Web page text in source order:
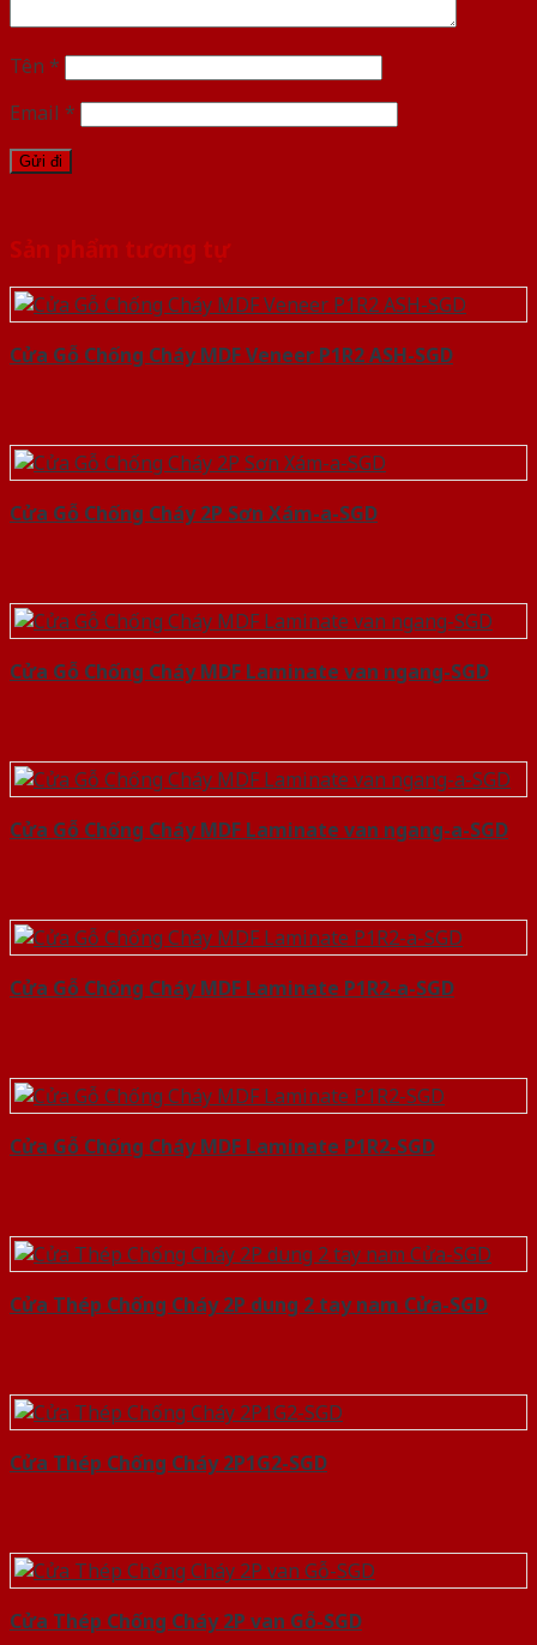
Tên *
Email *
Sản phẩm tương tự
Cửa Gỗ Chống Cháy MDF Veneer P1R2 ASH-SGD
Cửa Gỗ Chống Cháy 2P Sơn Xám-a-SGD
Cửa Gỗ Chống Cháy MDF Laminate van ngang-SGD
Cửa Gỗ Chống Cháy MDF Laminate van ngang-a-SGD
Cửa Gỗ Chống Cháy MDF Laminate P1R2-a-SGD
Cửa Gỗ Chống Cháy MDF Laminate P1R2-SGD
Cửa Thép Chống Cháy 2P dung 2 tay nam Cửa-SGD
Cửa Thép Chống Cháy 2P1G2-SGD
Cửa Thép Chống Cháy 2P van Gỗ-SGD